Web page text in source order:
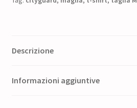
Descrizione
Informazioni aggiuntive